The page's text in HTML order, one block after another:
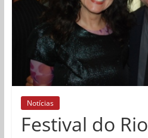
Notícias
Festival do Rio